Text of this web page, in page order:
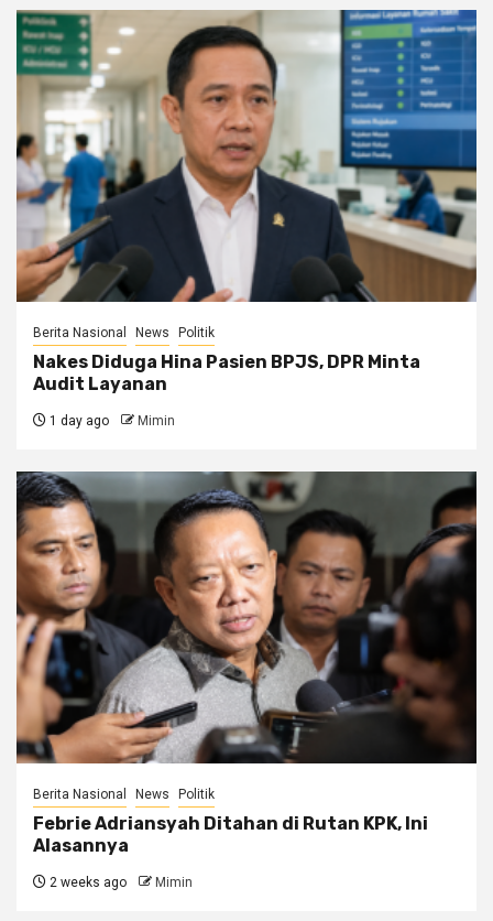
Berita Nasional News Politik
Nakes Diduga Hina Pasien BPJS, DPR Minta
Audit Layanan
1 day ago Mimin
Berita Nasional News Politik
Febrie Adriansyah Ditahan di Rutan KPK, Ini
Alasannya
2 weeks ago Mimin